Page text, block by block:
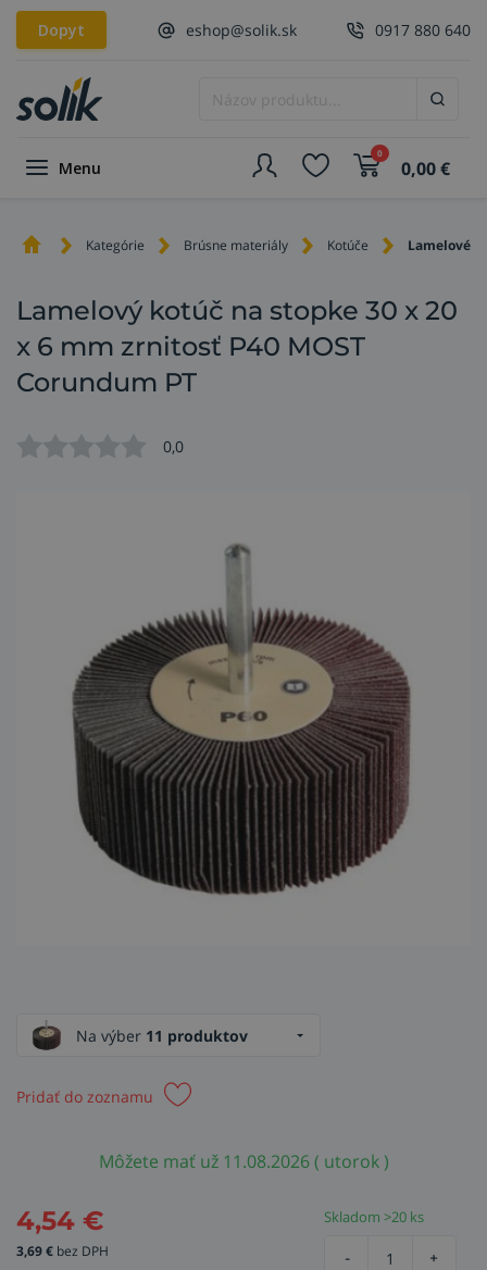
Dopyt eshop@solik.sk 0917 880 640
Menu
0
0,00€
Kategórie Brúsne materiály Kotúče Lamelové
Lamelový kotúč na stopke 30 x 20
x 6 mm zrnitosť P40 MOST
Corundum PT
0,0
Na výber 11 produktov
Pridať do zoznamu
Môžete mať už 11.08.2026 ( utorok )
4,54 €
3,69€ bez DPH
Skladom >20 ks
- +